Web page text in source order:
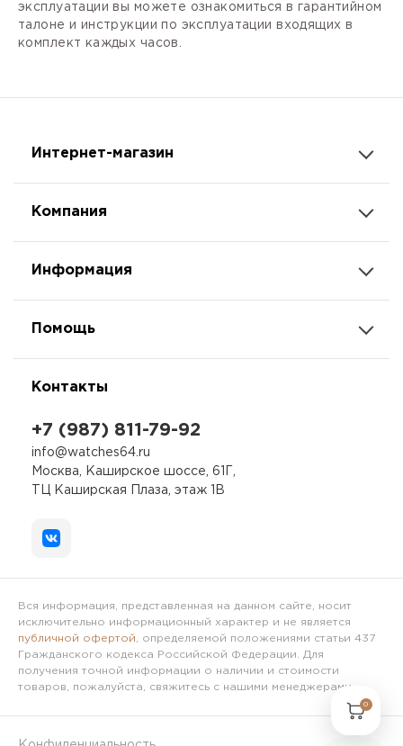
эксплуатации вы можете ознакомиться в гарантийном
талоне и инструкции по эксплуатации входящих в
комплект каждых часов.
Интернет-магазин
Компания
Информация
Помощь
Контакты
+7 (987) 811-79-92
info@watches64.ru
Москва, Каширское шоссе, 61Г,
ТЦ Каширская Плаза, этаж 1В
Вся информация, представленная на данном сайте, носит
исключительно информационный характер и не является
публичной офертой , определяемой положениями статьи 437
Гражданского кодекса Российской Федерации. Для
получения точной информации о наличии и стоимости
товаров, пожалуйста, свяжитесь с нашими менеджерами.
0